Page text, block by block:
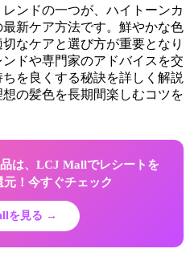
ンドの一つが、ハイトーンカ
新ケア方法です。鮮やかな色
なケアと選び方が重要となり
ドや専門家のアドバイスを交
を良くする秘訣を詳しく解説
の髪色を長期間楽しむコツを
は、LCJ Mallでレシートを
！今すぐチェック
を見る →